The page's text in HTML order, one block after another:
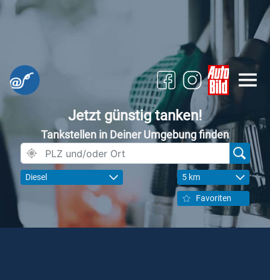
Jetzt günstig tanken!
Tankstellen in Deiner Umgebung finden
Diesel 5 km
Favoriten